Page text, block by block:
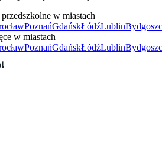
w miastach
PoznańGdańskŁódźLublin
w miastach
PoznańGdańskŁódźLublin